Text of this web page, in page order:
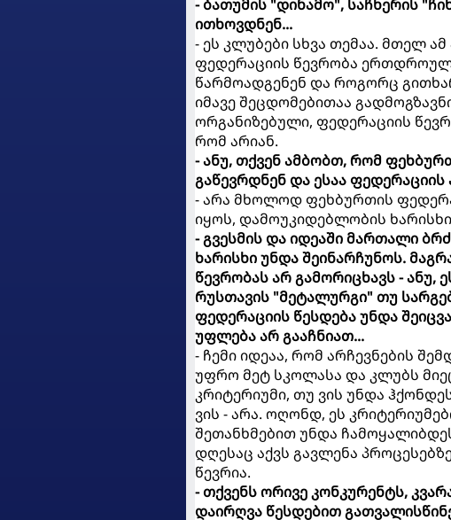
- ბათუმის "დინამო", საჩხერის
ითხოვდნენ...
- ეს კლუბები სხვა თემაა. მთელ
ფედერაციის წევრობა
წარმოადგენენ და როგორც
იმავე შეცდომებითაა
ორგანიზებული, ფედერაციის
რომ არიან.
- ანუ, თქვენ ამბობთ, რომ
გაწევრდნენ და ესაა ფედერაციის
- არა მხოლოდ ფეხბურთის
იყოს, დამოუკიდებლობის
- გვესმის და იდეაში მართალი
ხარისხი უნდა შეინარჩუნოს.
წევრობას არ გამორიცხავს -
რუსთავის "მეტალურგი" თუ
ფედერაციის წესდება უნდა
უფლება არ გააჩნიათ...
- ჩემი იდეაა, რომ არჩევნების
უფრო მეტ სკოლასა და კლუბს
კრიტერიუმი, თუ ვის უნდა
ვის - არა. ოღონდ, ეს
შეთანხმებით უნდა
დღესაც აქვს გავლენა
წევრია.
- თქვენს ორივე კონკურენტს,
დაირღვა წესდებით